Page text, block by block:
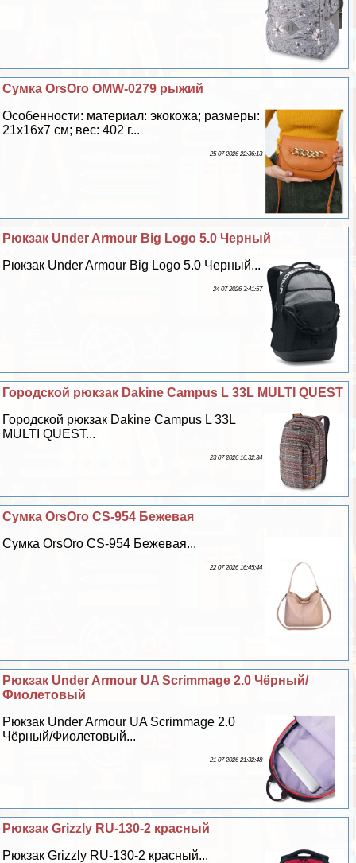
Сумка OrsOro OMW-0279 рыжий
Особенности: материал: экокожа; размеры:
21х16х7 см; вес: 402 г...
25 07 2026 22:36:13
Рюкзак Under Armour Big Logo 5.0 Черный
Рюкзак Under Armour Big Logo 5.0 Черный...
24 07 2026 3:41:57
Городской рюкзак Dakine Campus L 33L MULTI QUEST
Городской рюкзак Dakine Campus L 33L
MULTI QUEST...
23 07 2026 16:32:34
Сумка OrsOro CS-954 Бежевая
Сумка OrsOro CS-954 Бежевая...
22 07 2026 16:45:44
Рюкзак Under Armour UA Scrimmage 2.0 Чёрный/
Фиолетовый
Рюкзак Under Armour UA Scrimmage 2.0
Чёрный/Фиолетовый...
21 07 2026 21:32:48
Рюкзак Grizzly RU-130-2 красный
Рюкзак Grizzly RU-130-2 красный...